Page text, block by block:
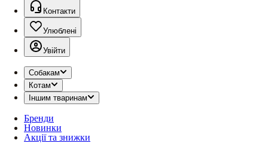
Контакти
Улюблені
Увійти
Собакам
Котам
Іншим тваринам
Бренди
Новинки
Акції та знижки